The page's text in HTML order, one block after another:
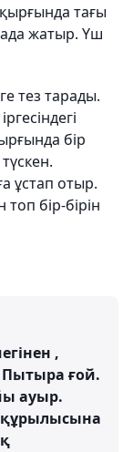
тағы
жатыр. Үш
тез тарады.
бір
ұстап отыр.
топ бір-бірін
,
ғой.
ауыр.
құрылысына